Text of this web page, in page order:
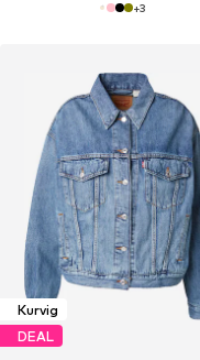
+3
Kurvig
DEAL